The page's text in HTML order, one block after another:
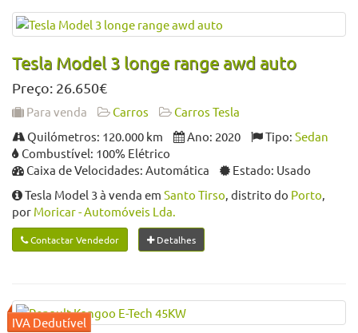
Tesla Model 3 longe range awd auto
Preço: 26.650€
Para venda Carros
Carros Tesla
Quilómetros: 120.000 km
Ano: 2020 Tipo: Sedan
Combustível: 100% Elétrico
Caixa de Velocidades: Automática
Estado: Usado
Tesla Model 3 à venda em Santo Tirso, distrito do Porto,
por Moricar - Automóveis Lda.
Contactar Vendedor Detalhes